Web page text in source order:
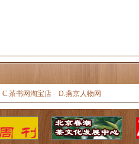
C.茶书网淘宝店 D.燕京人物网